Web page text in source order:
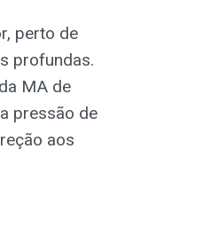
perto de
profundas.
MA de
pressão de
aos